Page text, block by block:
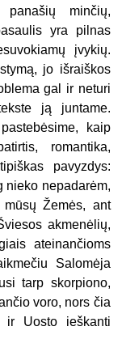
minčių,
yra pil­nas
įvykių.
jo iš­raiškos
gal ir neturi
ją jun­tame.
kaip
romantika,
pavyzdys:
nieko nepadarėm,
Žemės, ant
akmenėlių,
ateinančioms
Salomėja
tarp skorpiono,
voro, nors čia
ir Uosto ieš­kanti